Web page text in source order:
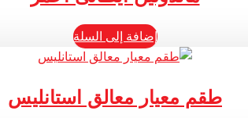
إضافة إلى السلة
طقم معيار معالق استانليس